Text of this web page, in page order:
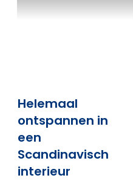
Helemaal
ontspannen in
een
Scandinavisch
interieur